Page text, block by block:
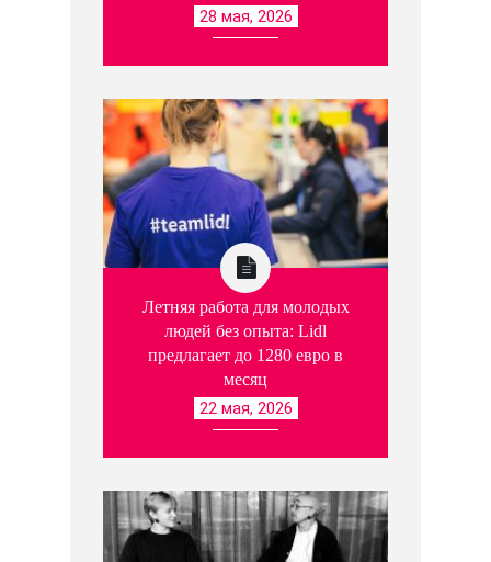
28 мая, 2026
Летняя работа для молодых
людей без опыта: Lidl
предлагает до 1280 евро в
месяц
22 мая, 2026